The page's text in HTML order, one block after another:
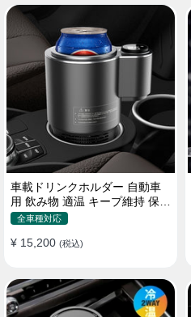
車載ドリンクホルダー 自動車
用 飲み物 適温 キープ維持 保温
冷機能付き
全車種対応
¥ 15,200 (税込)